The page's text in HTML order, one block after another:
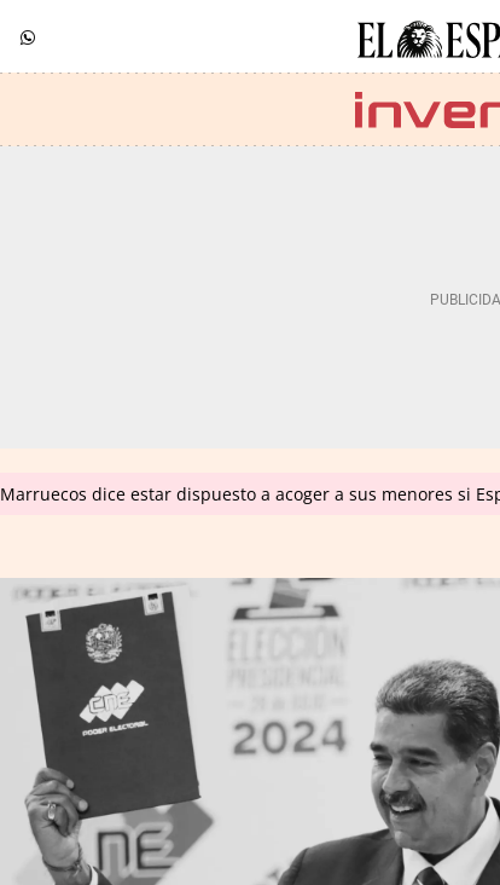
Marruecos dice estar dispuesto a acoger a sus menores si